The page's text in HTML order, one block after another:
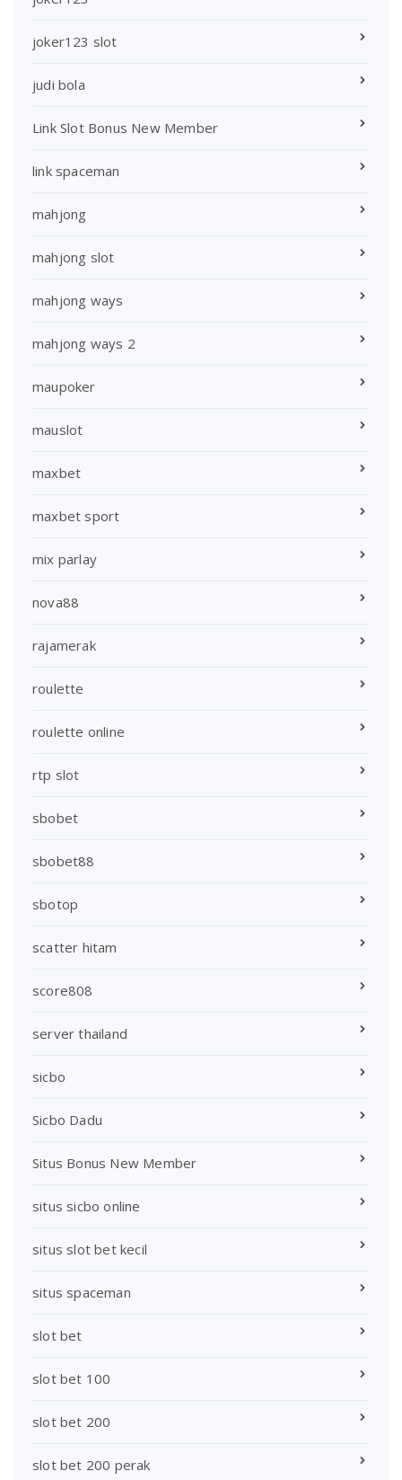
joker123 slot
judi bola
Link Slot Bonus New Member
link spaceman
mahjong
mahjong slot
mahjong ways
mahjong ways 2
maupoker
mauslot
maxbet
maxbet sport
mix parlay
nova88
rajamerak
roulette
roulette online
rtp slot
sbobet
sbobet88
sbotop
scatter hitam
score808
server thailand
sicbo
Sicbo Dadu
Situs Bonus New Member
situs sicbo online
situs slot bet kecil
situs spaceman
slot bet
slot bet 100
slot bet 200
slot bet 200 perak